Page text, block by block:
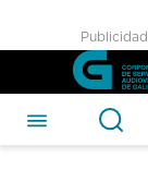
Skip to Main
A TVG